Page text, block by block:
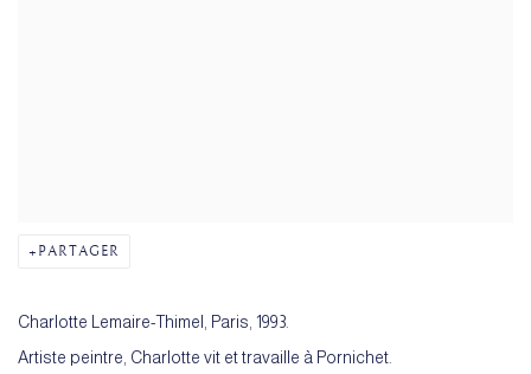
PARTAGER
Charlotte Lemaire-Thimel, Paris, 1993.
Artiste peintre, Charlotte vit et travaille à Pornichet.